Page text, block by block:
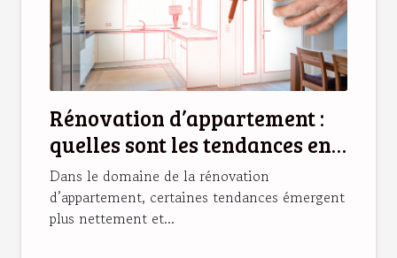
Rénovation d’appartement :
quelles sont les tendances en
2025 ?
Dans le domaine de la rénovation
d’appartement, certaines tendances émergent
plus nettement et...